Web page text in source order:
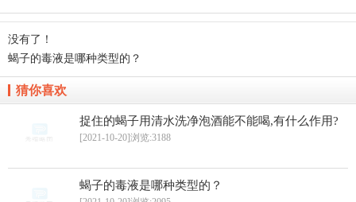
没有了！
蝎子的毒液是哪种类型的？
猜你喜欢
捉住的蝎子用清水洗净泡酒能不能喝,有什么作用?
[2021-10-20]浏览:3188
蝎子的毒液是哪种类型的？